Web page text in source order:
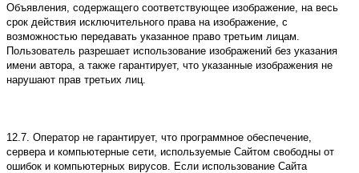
Объявления, содержащего соответствующее изображение, на весь
срок действия исключительного права на изображение, с
возможностью передавать указанное право третьим лицам.
Пользователь разрешает использование изображений без указания
имени автора, а также гарантирует, что указанные изображения не
нарушают прав третьих лиц.
12.7. Оператор не гарантирует, что программное обеспечение,
сервера и компьютерные сети, используемые Сайтом свободны от
ошибок и компьютерных вирусов. Если использование Сайта